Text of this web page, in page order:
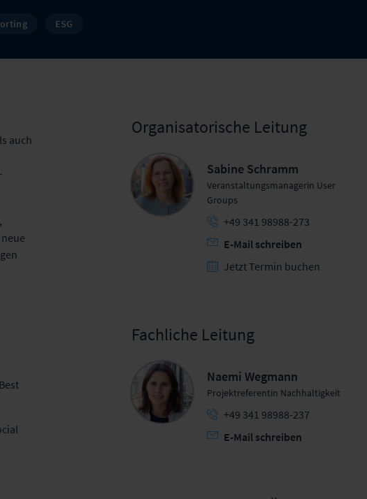
ESG
auch
Organisatorische Leitung
Sabine Schramm
Veranstaltungsmanagerin User
Groups
+49 341 98988-273
E-Mail schreiben
Jetzt Termin buchen
Fachliche Leitung
Naemi Wegmann
Projektreferentin Nachhaltigkeit
+49 341 98988-237
E-Mail schreiben